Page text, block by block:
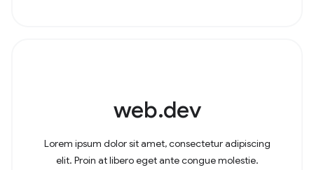
web.dev
Lorem ipsum dolor sit amet, consectetur adipiscing
elit. Proin at libero eget ante congue molestie.